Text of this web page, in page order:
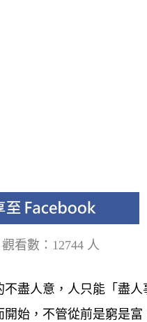
觀看數：12744 人
盡人意，人只能「盡人
始，不管從前是窮是